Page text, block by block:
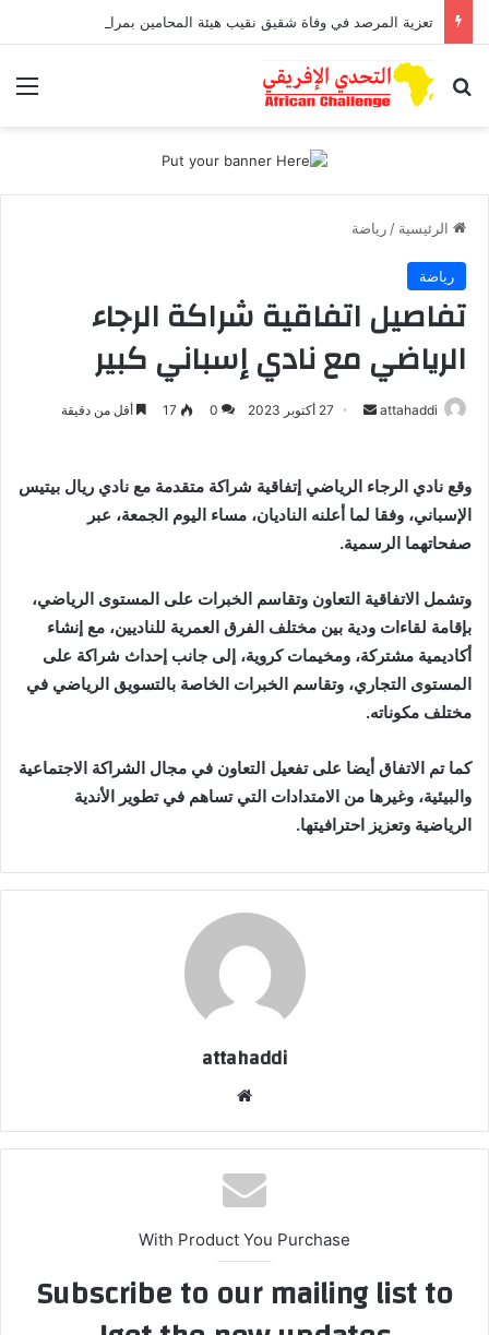
بحث عن
الرئيسية / رياضة
رياضة
تفاصيل اتفاقية شراكة الرجاء
الرياضي مع نادي إسباني كبير
attahaddi
أرسل 27 أكتوبر 2023 0
17 أقل من دقيقة
وقع نادي الرجاء الرياضي إتفاقية شراكة متقدمة مع نادي ريال بيتيس
الإسباني، وفقا لما أعلنه الناديان، مساء اليوم الجمعة، عبر
صفحاتهما الرسمية.
وتشمل الاتفاقية التعاون وتقاسم الخبرات على المستوى الرياضي،
بإقامة لقاءات ودية بين مختلف الفرق العمرية للناديين، مع إنشاء
أكاديمية مشتركة، ومخيمات كروية، إلى جانب إحداث شراكة على
المستوى التجاري، وتقاسم الخبرات الخاصة بالتسويق الرياضي في
مختلف مكوناته.
كما تم الاتفاق أيضا على تفعيل التعاون في مجال الشراكة الاجتماعية
والبيئية، وغيرها من الامتدادات التي تساهم في تطوير الأندية
الرياضية وتعزيز احترافيتها.
attahaddi
With Product You Purchase
Subscribe to our mailing list to